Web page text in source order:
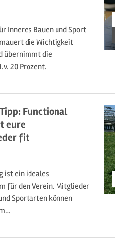
Inneres Bauen und Sport
die Wichtigkeit
übernimmt die
20 Prozent.
Functional
eure
fit
ist ein ideales
für den Verein. Mitglieder
Sportarten können